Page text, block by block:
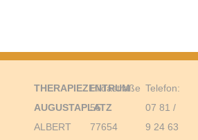
THERAPIEZENTRUM
AUGUSTAPLATZ
ALBERT
Hildastraße
55
77654
Telefon:
07 81 /
9 24 63